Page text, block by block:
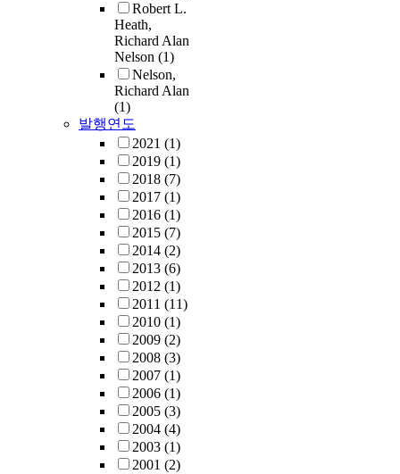
Robert L.
Heath,
Richard Alan
Nelson (1)
Nelson,
Richard Alan
(1)
발행연도
2021 (1)
2019 (1)
2018 (7)
2017 (1)
2016 (1)
2015 (7)
2014 (2)
2013 (6)
2012 (1)
2011 (11)
2010 (1)
2009 (2)
2008 (3)
2007 (1)
2006 (1)
2005 (3)
2004 (4)
2003 (1)
2001 (2)